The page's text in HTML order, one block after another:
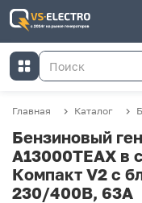
Главная Каталог
Бензиновый
A13000TEAX в
Компакт V2 с
230/400В, 63А